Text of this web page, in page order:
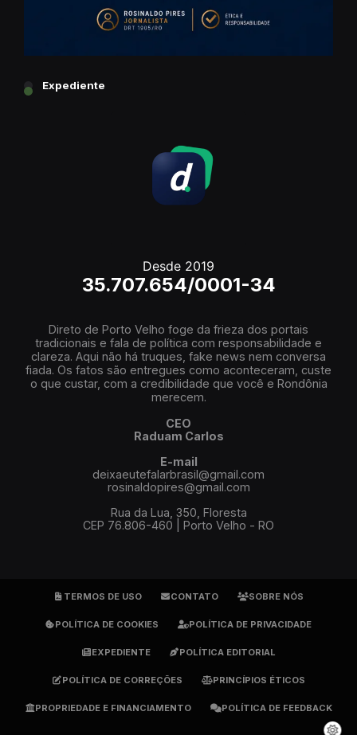
Expediente
Desde 2019
35.707.654/0001-34
Direto de Porto Velho foge da frieza dos portais
tradicionais e fala de política com responsabilidade e
clareza. Aqui não há truques, fake news nem conversa
fiada. Os fatos são entregues como aconteceram, custe
o que custar, com a credibilidade que você e Rondônia
merecem.
CEO
Raduam Carlos
E-mail
deixaeutefalarbrasil@gmail.com
rosinaldopires@gmail.com
Rua da Lua, 350, Floresta
CEP 76.806-460 | Porto Velho - RO
TERMOS DE USO CONTATO SOBRE NÓS
POLÍTICA DE COOKIES POLÍTICA DE PRIVACIDADE
EXPEDIENTE POLÍTICA EDITORIAL
POLÍTICA DE CORREÇÕES PRINCÍPIOS ÉTICOS
PROPRIEDADE E FINANCIAMENTO POLÍTICA DE FEEDBACK